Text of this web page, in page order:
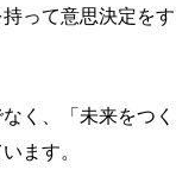
って意思決定をす
く、「未来をつく
ます。